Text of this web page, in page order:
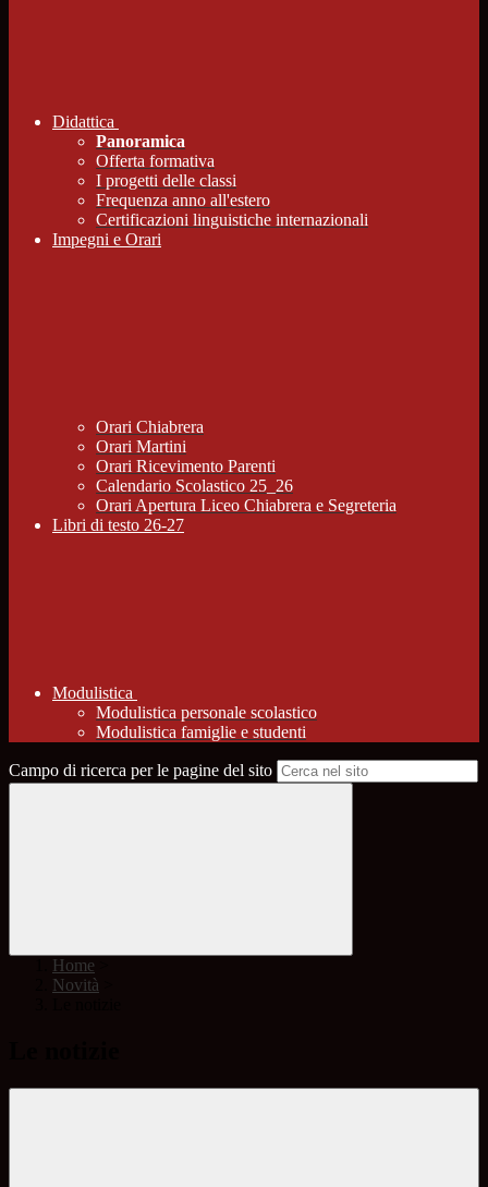
Didattica
Panoramica
Offerta formativa
I progetti delle classi
Frequenza anno all'estero
Certificazioni linguistiche internazionali
Impegni e Orari
Orari Chiabrera
Orari Martini
Orari Ricevimento Parenti
Calendario Scolastico 25_26
Orari Apertura Liceo Chiabrera e Segreteria
Libri di testo 26-27
Modulistica
Modulistica personale scolastico
Modulistica famiglie e studenti
Campo di ricerca per le pagine del sito
Home
Novità